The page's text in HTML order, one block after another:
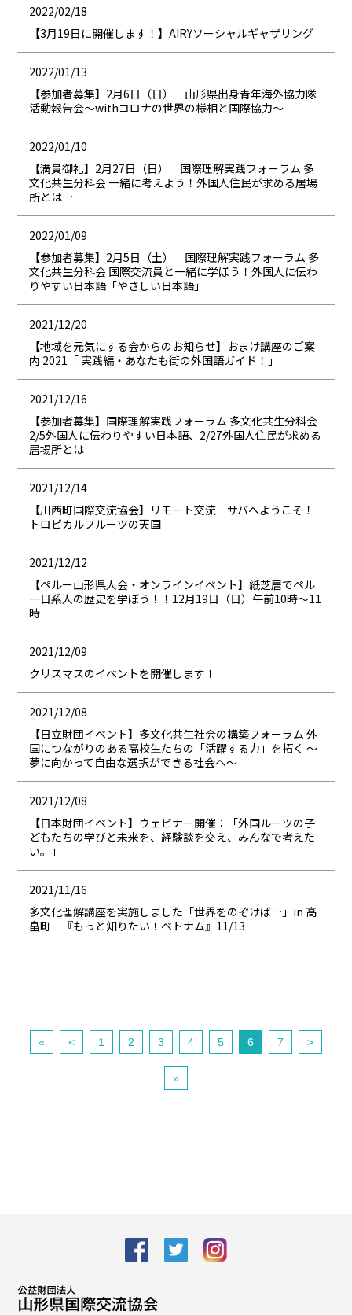
2022/02/18
【3月19日に開催します！】AIRYソーシャルギャザリング
2022/01/13
【参加者募集】2月6日（日） 山形県出身青年海外協力隊
活動報告会～withコロナの世界の様相と国際協力～
2022/01/10
【満員御礼】2月27日（日） 国際理解実践フォーラム 多
文化共生分科会 一緒に考えよう！外国人住民が求める居場
所とは…
2022/01/09
【参加者募集】2月5日（土） 国際理解実践フォーラム 多
文化共生分科会 国際交流員と一緒に学ぼう！外国人に伝わ
りやすい日本語「やさしい日本語」
2021/12/20
【地域を元気にする会からのお知らせ】おまけ講座のご案
内 2021「 実践編・あなたも街の外国語ガイド！」
2021/12/16
【参加者募集】国際理解実践フォーラム 多文化共生分科会
2/5外国人に伝わりやすい日本語、2/27外国人住民が求める
居場所とは
2021/12/14
【川西町国際交流協会】リモート交流 サバへようこそ！
トロピカルフルーツの天国
2021/12/12
【ペルー山形県人会・オンラインイベント】紙芝居でペル
ー日系人の歴史を学ぼう！！12月19日（日）午前10時～11
時
2021/12/09
クリスマスのイベントを開催します！
2021/12/08
【日立財団イベント】多文化共生社会の構築フォーラム 外
国につながりのある高校生たちの「活躍する力」を拓く ～
夢に向かって自由な選択ができる社会へ～
2021/12/08
【日本財団イベント】ウェビナー開催：「外国ルーツの子
どもたちの学びと未来を、経験談を交え、みんなで考えた
い。」
2021/11/16
多文化理解講座を実施しました「世界をのぞけば…」in 高
畠町 『もっと知りたい！ベトナム』11/13
« < 1 2 3 4 5 6 7 >
»
facebook Twitter